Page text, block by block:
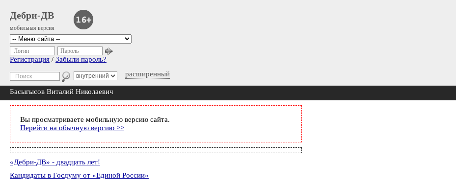
Дебри-ДВ
мобильная версия
расширенный
Логин Пароль
Регистрация / Забыли пароль?
Басыгысов Виталий Николаевич
Вы просматриваете мобильную версию сайта.
Перейти на обычную версию >>
«Дебри-ДВ» - двадцать лет!
Кандидаты в Госдуму от «Единой России»